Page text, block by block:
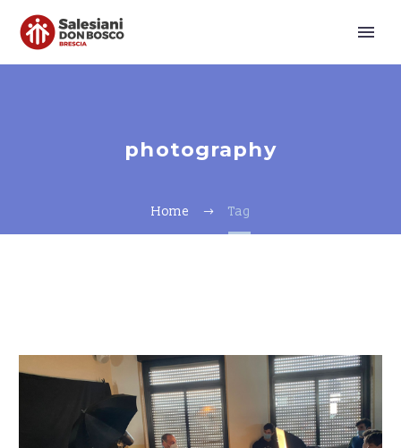
photography
Home Tag